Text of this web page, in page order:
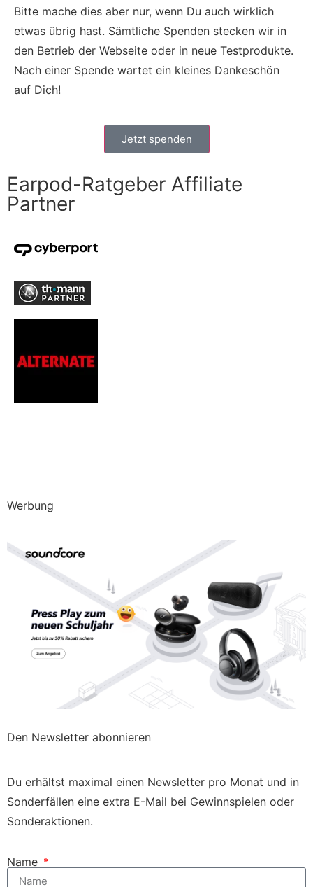
Bitte mache dies aber nur, wenn Du auch wirklich
etwas übrig hast. Sämtliche Spenden stecken wir in
den Betrieb der Webseite oder in neue Testprodukte.
Nach einer Spende wartet ein kleines Dankeschön
auf Dich!
Jetzt spenden
Earpod-Ratgeber Affiliate
Partner
Werbung
Den Newsletter abonnieren
Du erhältst maximal einen Newsletter pro Monat und in
Sonderfällen eine extra E-Mail bei Gewinnspielen oder
Sonderaktionen.
Name